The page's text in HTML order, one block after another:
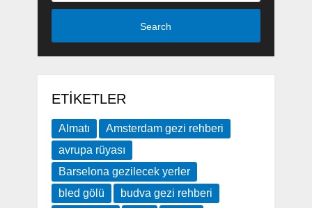
Search
ETIKETLER
Almatı
Amsterdam gezi rehberi
avrupa rüyası
Barselona gezilecek yerler
bled gölü
budva gezi rehberi